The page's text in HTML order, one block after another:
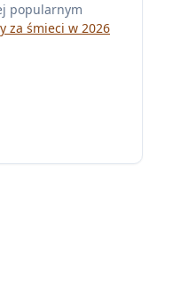
popularnym
za śmieci w 2026